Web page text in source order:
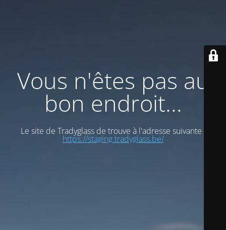
Vous n'êtes pas au
bon endroit...
Le site de Tradyglass de trouve à l'adresse suivante :
https://staging.tradyglass.be/